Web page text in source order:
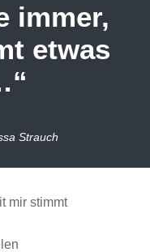
immer,
etwas
Strauch
mir stimmt